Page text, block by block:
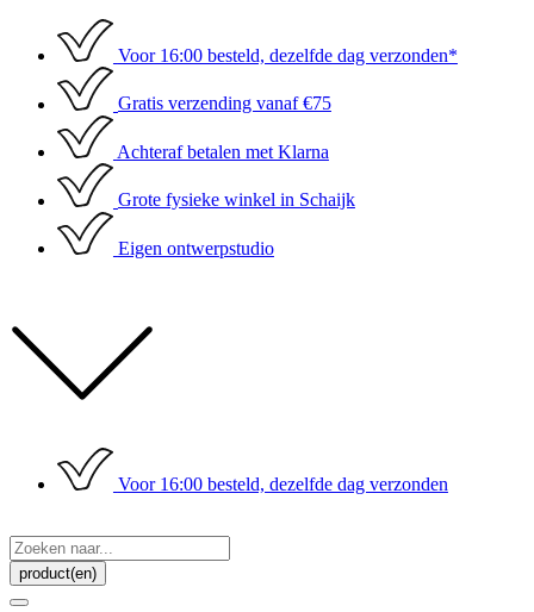
naar
inhoud
Voor 16:00 besteld, dezelfde dag verzonden*
Gratis verzending vanaf €75
Achteraf betalen met Klarna
Grote fysieke winkel in Schaijk
Eigen ontwerpstudio
Voor 16:00 besteld, dezelfde dag verzonden
Search
...product(en)